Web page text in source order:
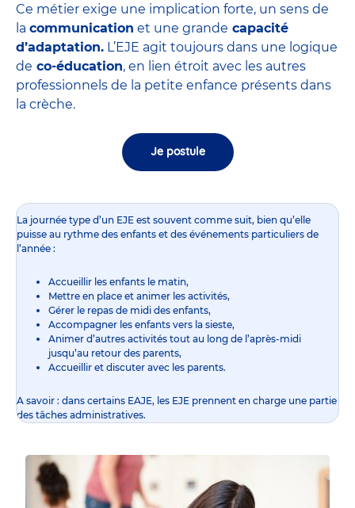
Ce métier exige une implication forte, un sens de
la communication et une grande capacité
d’adaptation. L’EJE agit toujours dans une logique
de co-éducation, en lien étroit avec les autres
professionnels de la petite enfance présents dans
la crèche.
Je postule
La journée type d’un EJE est souvent comme suit, bien qu’elle
puisse au rythme des enfants et des événements particuliers de
l’année :
Accueillir les enfants le matin,
Mettre en place et animer les activités,
Gérer le repas de midi des enfants,
Accompagner les enfants vers la sieste,
Animer d’autres activités tout au long de l’après-midi
jusqu’au retour des parents,
Accueillir et discuter avec les parents.
A savoir : dans certains EAJE, les EJE prennent en charge une partie
des tâches administratives.